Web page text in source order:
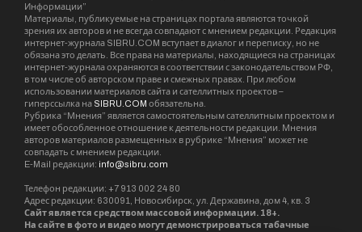
Информации”
Материалы, публикуемые на страницах портала являются точкой
зрения их авторов и не всегда совпадают с мнением редакции. Редакция
интернет-журнала SIBRU.COM вступает в диалог и переписку, но не
обязана это делать. Все права на материалы, находящиеся на страницах
интернет-журнала охраняются в соответствии с законодательством РФ,
в том числе об авторском праве и смежных правах. При любом
использовании материалов сайта и сателлитных проектов –
гиперссылка на SIBRU.COM обязательна.
Рубрика “Мнения” является самостоятельным сателлитным проектом и
имеет обособленное отношение к деятельности редакции. Мнения
авторов материалов размещенных в рубрике “Мнения” может не
совпадать с мнением редакции.
E-Mail редакции: info@sibru.com
Телефон редакции: +7 913 002 24 80
Адрес редакции: 630091, Новосибирск, ул. Державина, дом 4, кв. 3
Сайт является средством массовой информации. 18+.
На сайте в фото и видео могут демонстрироваться табачные